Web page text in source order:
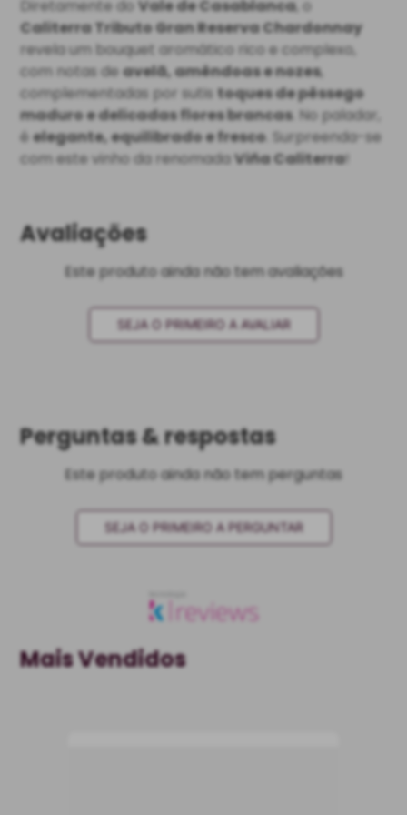
Diretamente doVale de Casablanca, o
Caliterra Tributo Gran Reserva Chardonnay
revela um bouquet aromático rico e complexo,
com notas deavelã, amêndoas e nozes,
complementadas por sutistoques de pêssego
maduro e delicadas flores brancas. No paladar,
éelegante, equilibrado e fresco . Surpreenda-se
com este vinho da renomadaViña Caliterra!
Avaliações
Este produto ainda não tem avaliações
SEJA O PRIMEIRO A AVALIAR
Perguntas & respostas
Este produto ainda não tem perguntas
SEJA O PRIMEIRO A PERGUNTAR
Mais Vendidos